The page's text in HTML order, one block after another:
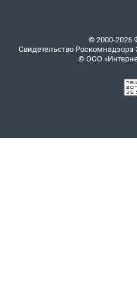
© 2000-2026
Свидетельство
© ООО